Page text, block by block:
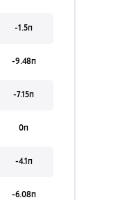
-1.5п
-9.48п
-7.15п
0п
-4.1п
-6.08п